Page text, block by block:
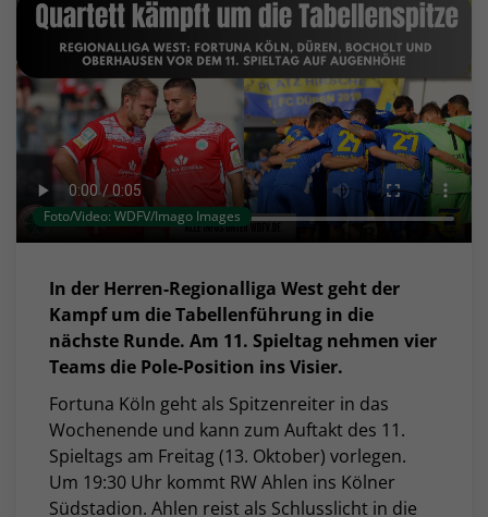
Foto/Video: WDFV/Imago Images
In der Herren-Regionalliga West geht der
Kampf um die Tabellenführung in die
nächste Runde. Am 11. Spieltag nehmen vier
Teams die Pole-Position ins Visier.
Fortuna Köln geht als Spitzenreiter in das
Wochenende und kann zum Auftakt des 11.
Spieltags am Freitag (13. Oktober) vorlegen.
Um 19:30 Uhr kommt RW Ahlen ins Kölner
Südstadion. Ahlen reist als Schlusslicht in die